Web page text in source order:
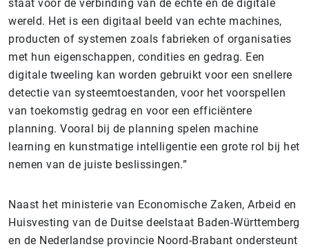
staat voor de verbinding van de echte en de digitale
wereld. Het is een digitaal beeld van echte machines,
producten of systemen zoals fabrieken of organisaties
met hun eigenschappen, condities en gedrag. Een
digitale tweeling kan worden gebruikt voor een snellere
detectie van systeemtoestanden, voor het voorspellen
van toekomstig gedrag en voor een efficiëntere
planning. Vooral bij de planning spelen machine
learning en kunstmatige intelligentie een grote rol bij het
nemen van de juiste beslissingen.”
Naast het ministerie van Economische Zaken, Arbeid en
Huisvesting van de Duitse deelstaat Baden-Württemberg
en de Nederlandse provincie Noord-Brabant ondersteunt